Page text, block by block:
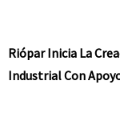
Riópar Inicia La
Industrial Con